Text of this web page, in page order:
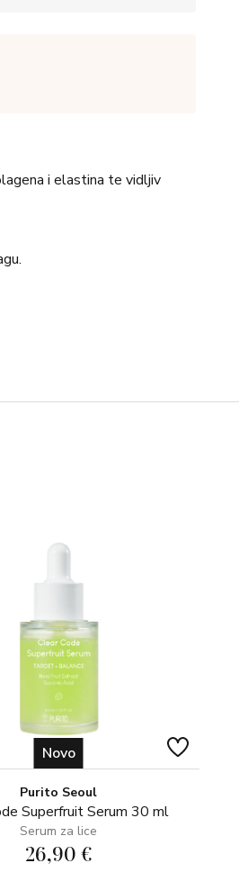
i elastina te vidljiv
njezinu elastičnost i
nakon čišćenja i pripreme.
kože.
HYDROXYPROPYL
SODIUM
VP COPOLYMER,
TETRADECYL
SODIUM
Novo
Purito Seoul
Superfruit Serum 30 ml
Serum za lice
26,90 €